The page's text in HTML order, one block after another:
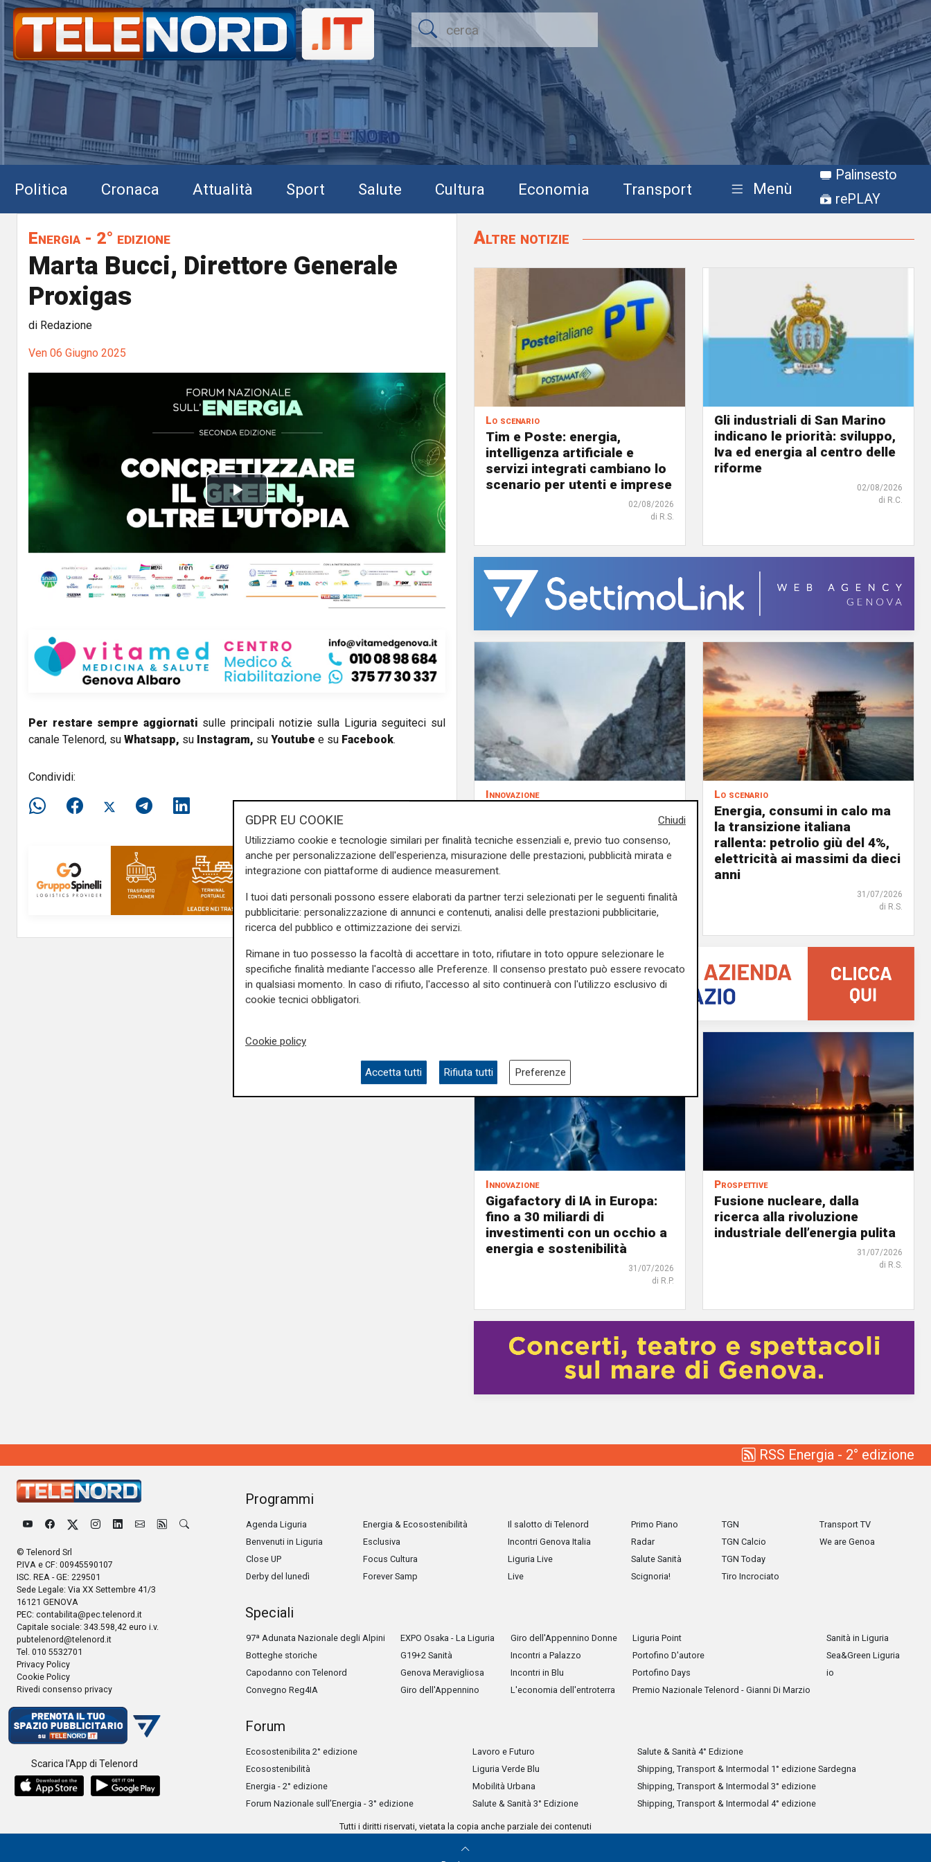
Politica Cronaca Attualità Sport Salute Cultura Economia Transport Menù
Palinsesto
rePLAY
Energia - 2° edizione
Marta Bucci, Direttore Generale
Proxigas
di Redazione
Ven 06 Giugno 2025
P
y
i
e
Per restare sempre aggiornati sulle principali notizie sulla Liguria seguiteci sul
canale Telenord, su Whatsapp, su Instagram, su Youtube e su Facebook.
Condividi:
Altre notizie
Lo scenario
Tim e Poste: energia,
intelligenza artificiale e
servizi integrati cambiano lo
scenario per utenti e imprese
02/08/2026
di R.S.
Gli industriali di San Marino
indicano le priorità: sviluppo,
Iva ed energia al centro delle
riforme
02/08/2026
di R.C.
Innovazione
Primo Climate per accelerare
la transizione energetica
di R.S.
Lo scenario
Energia, consumi in calo ma
la transizione italiana
rallenta: petrolio giù del 4%,
elettricità ai massimi da dieci
anni
31/07/2026
di R.S.
Innovazione
Gigafactory di IA in Europa:
fino a 30 miliardi di
investimenti con un occhio a
energia e sostenibilità
31/07/2026
di R.P.
Prospettive
Fusione nucleare, dalla
ricerca alla rivoluzione
industriale dell’energia pulita
31/07/2026
di R.S.
RSS Energia - 2° edizione
© Telenord Srl
P.IVA e CF: 00945590107
ISC. REA - GE: 229501
Sede Legale: Via XX Settembre 41/3
16121 GENOVA
PEC: contabilita@pec.telenord.it
Capitale sociale: 343.598,42 euro i.v.
pubtelenord@telenord.it
Tel. 010 5532701
Privacy Policy
Cookie Policy
Rivedi consenso privacy
Scarica l'App di Telenord
Programmi
Agenda Liguria
Benvenuti in Liguria
Close UP
Derby del lunedì
Energia & Ecosostenibilità
Esclusiva
Focus Cultura
Forever Samp
Il salotto di Telenord
Incontri Genova Italia
Liguria Live
Live
Primo Piano
Radar
Salute Sanità
Scignoria!
TGN
TGN Calcio
TGN Today
Tiro Incrociato
Transport TV
We are Genoa
Speciali
97ª Adunata Nazionale degli Alpini
Botteghe storiche
Capodanno con Telenord
Convegno Reg4IA
EXPO Osaka - La Liguria
G19+2 Sanità
Genova Meravigliosa
Giro dell'Appennino
Giro dell'Appennino Donne
Incontri a Palazzo
Incontri in Blu
L'economia dell'entroterra
Liguria Point
Portofino D'autore
Portofino Days
Premio Nazionale Telenord - Gianni Di Marzio
Sanità in Liguria
Sea&Green Liguria
io
Forum
Ecosostenibilita 2° edizione
Ecosostenibilità
Energia - 2° edizione
Forum Nazionale sull’Energia - 3° edizione
Lavoro e Futuro
Liguria Verde Blu
Mobilità Urbana
Salute & Sanità 3° Edizione
Salute & Sanità 4° Edizione
Shipping, Transport & Intermodal 1° edizione Sardegna
Shipping, Transport & Intermodal 3° edizione
Shipping, Transport & Intermodal 4° edizione
Tutti i diritti riservati, vietata la copia anche parziale dei contenuti
Chiudi
GDPR EU COOKIE
Utilizziamo cookie e tecnologie similari per finalità tecniche essenziali e, previo tuo consenso,
anche per personalizzazione dell'esperienza, misurazione delle prestazioni, pubblicità mirata e
integrazione con piattaforme di audience measurement.
I tuoi dati personali possono essere elaborati da partner terzi selezionati per le seguenti finalità
pubblicitarie: personalizzazione di annunci e contenuti, analisi delle prestazioni pubblicitarie,
ricerca del pubblico e ottimizzazione dei servizi.
Rimane in tuo possesso la facoltà di accettare in toto, rifiutare in toto oppure selezionare le
specifiche finalità mediante l'accesso alle Preferenze. Il consenso prestato può essere revocato
in qualsiasi momento. In caso di rifiuto, l'accesso al sito continuerà con l'utilizzo esclusivo di
cookie tecnici obbligatori.
Cookie policy
Accetta tutti Rifiuta tutti Preferenze